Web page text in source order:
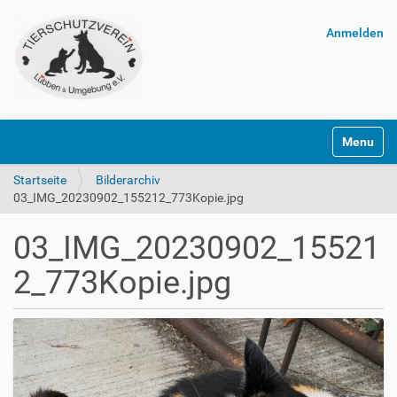
Anmelden
Startseite
Bilderarchiv
03_IMG_20230902_155212_773Kopie.jpg
03_IMG_20230902_15521
2_773Kopie.jpg